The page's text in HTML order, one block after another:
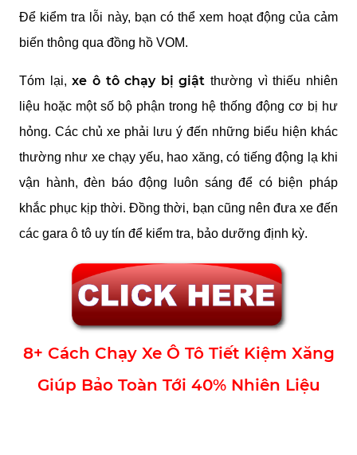
Để kiểm tra lỗi này, bạn có thể xem hoạt động của cảm
biến thông qua đồng hồ VOM.
Tóm lại, xe ô tô chạy bị giật thường vì thiếu nhiên
liệu hoặc một số bộ phận trong hệ thống động cơ bị hư
hỏng. Các chủ xe phải lưu ý đến những biểu hiện khác
thường như xe chạy yếu, hao xăng, có tiếng động lạ khi
vận hành, đèn báo động luôn sáng để có biện pháp
khắc phục kịp thời. Đồng thời, bạn cũng nên đưa xe đến
các gara ô tô uy tín để kiểm tra, bảo dưỡng định kỳ.
8+ Cách Chạy Xe Ô Tô Tiết Kiệm Xăng
Giúp Bảo Toàn Tới 40% Nhiên Liệu